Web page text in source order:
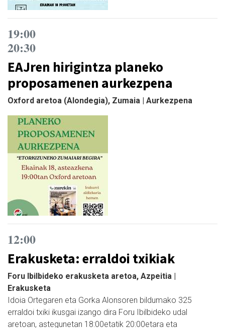
19:00
20:30
EAJren hirigintza planeko
proposamenen aurkezpena
Oxford aretoa (Alondegia), Zumaia | Aurkezpena
12:00
Erakusketa: erraldoi txikiak
Foru Ibilbideko erakusketa aretoa, Azpeitia |
Erakusketa
Idoia Ortegaren eta Gorka Alonsoren bildumako 325
erraldoi txiki ikusgai izango dira Foru Ibilbideko udal
aretoan, astegunetan 18:00etatik 20:00etara eta